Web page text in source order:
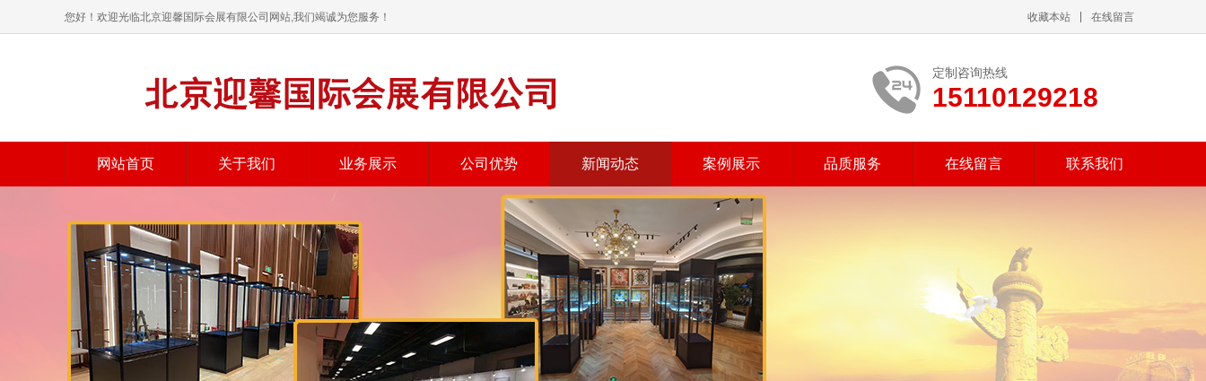
您好！欢迎光临北京迎馨国际会展有限公司网站,我们竭诚为您服务！ 收藏本站 在线留言
定制咨询热线
15110129218
网站首页 关于我们 业务展示 公司优势 新闻动态 案例展示 品质服务 在线留言 联系我们